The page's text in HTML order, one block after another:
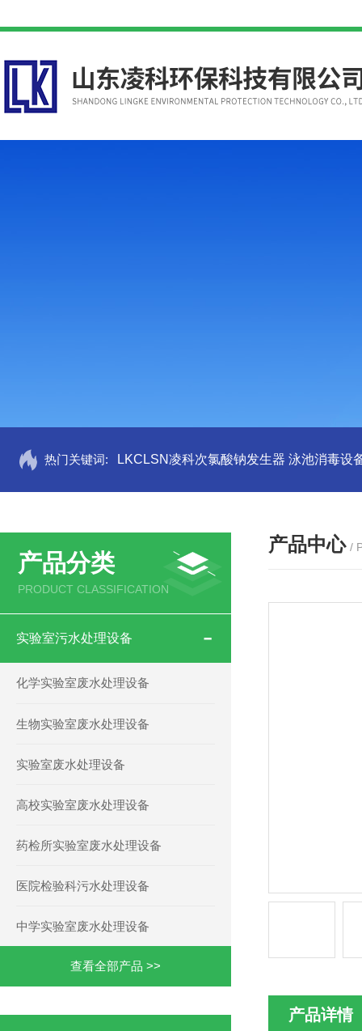
热门关键词: LKCLSN凌科次氯酸钠发生器 泳池消毒设
产品分类
PRODUCT CLASSIFICATION
实验室污水处理设备
化学实验室废水处理设备
生物实验室废水处理设备
实验室废水处理设备
高校实验室废水处理设备
药检所实验室废水处理设备
医院检验科污水处理设备
中学实验室废水处理设备
查看全部产品 >>
产品中心 /
产品详情